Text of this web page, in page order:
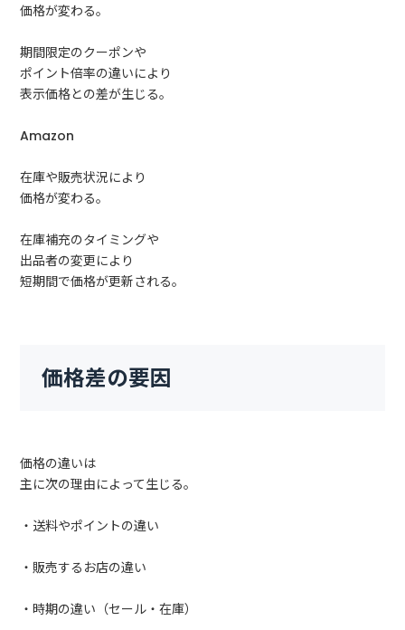
価格が変わる。
期間限定のクーポンや
ポイント倍率の違いにより
表示価格との差が生じる。
Amazon
在庫や販売状況により
価格が変わる。
在庫補充のタイミングや
出品者の変更により
短期間で価格が更新される。
価格差の要因
価格の違いは
主に次の理由によって生じる。
・送料やポイントの違い
・販売するお店の違い
・時期の違い（セール・在庫）